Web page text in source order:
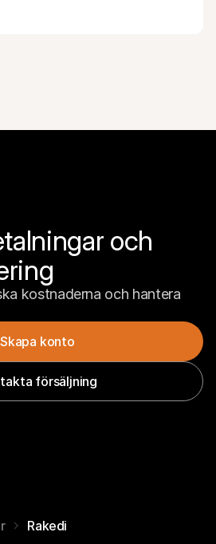
och
kostnaderna och hantera
Skapa konto
försäljning
Rakedi